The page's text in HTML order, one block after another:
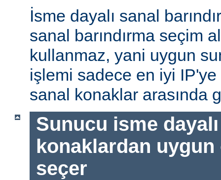
İsme dayalı sanal
sanal barındırma seçim
kullanmaz, yani uygun
işlemi sadece en iyi
sanal konaklar arasında
Sunucu isme
konaklardan uygun
seçer